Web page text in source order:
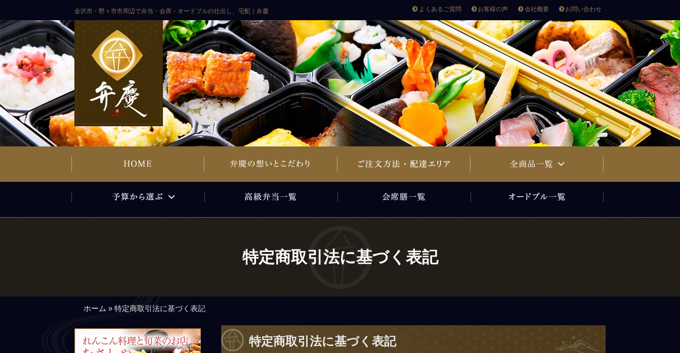
金沢市・野々市市周辺で弁当・会席・オードブルの仕出し、宅配｜弁慶 よくあるご質問 お客様の声 会社概要 お問い合わせ
ご予算から選ぶ
寿司・オードブル
特定商取引法に基づく表記
ホーム » 特定商取引法に基づく表記
特定商取引法に基づく表記
れんこん料理と旬菜の店 むさ
しや